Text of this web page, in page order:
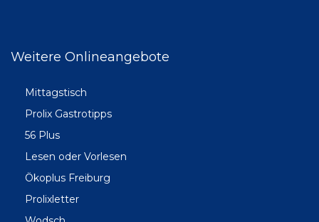
Weitere Onlineangebote
Mittagstisch
Prolix Gastrotipps
56 Plus
Lesen oder Vorlesen
Ökoplus Freiburg
Prolixletter